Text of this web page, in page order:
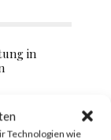
Technologien wie
in